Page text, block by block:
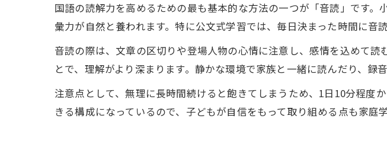
小学生が自発的に
家庭でできる国語
国語読解力を高め
国語の読解力を高めるための最も基本的な方法の一つが「音読」です
彙力が自然と養われます。特に公文式学習では、毎日決まった時間に音
音読の際は、文章の区切りや登場人物の心情に注意し、感情を込めて
とで、理解がより深まります。静かな環境で家族と一緒に読んだり、録
注意点として、無理に長時間続けると飽きてしまうため、1日10分程度
きる構成になっているので、子どもが自信をもって取り組める点も家庭